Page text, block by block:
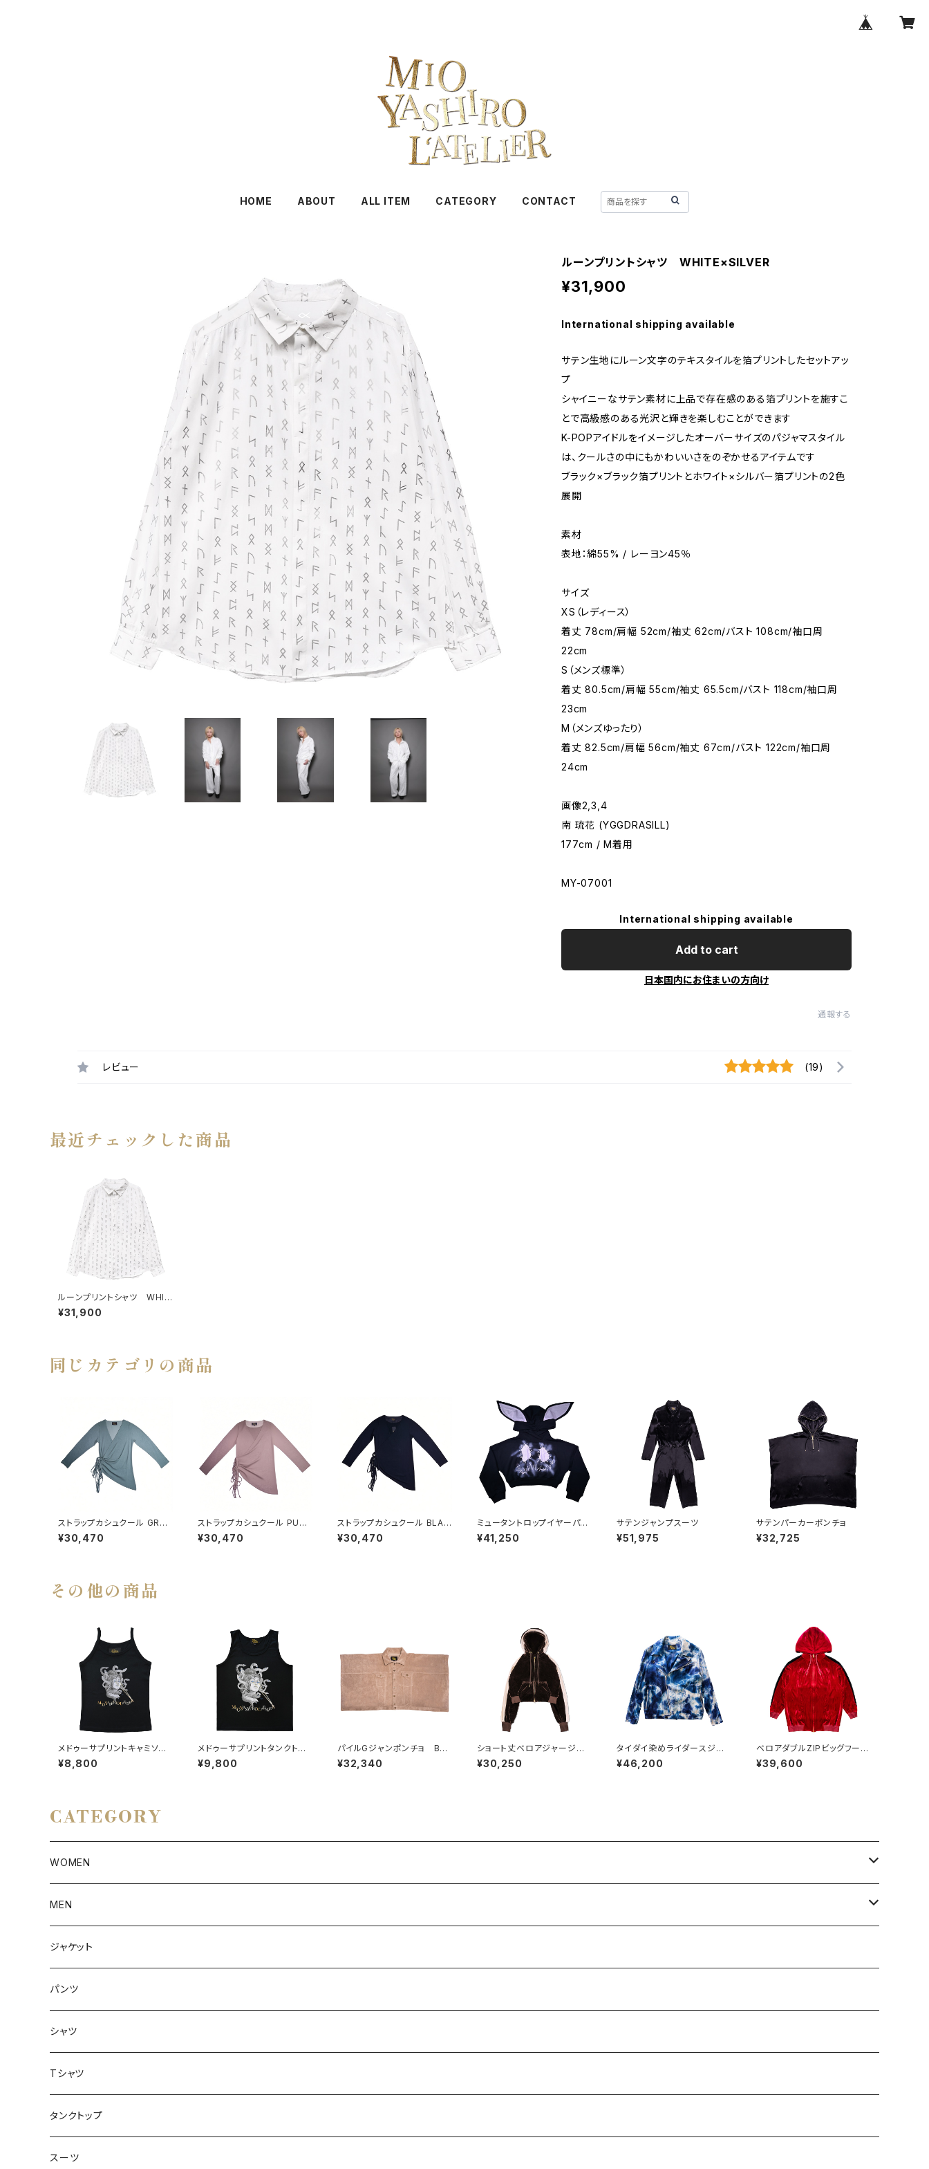
HOME ABOUT ALL ITEM CATEGORY CONTACT
ルーンプリントシャツ WHITE×SILVER
¥31,900
International shipping available
サテン生地にルーン文字のテキスタイルを箔プリントしたセットアッ
プ
シャイニーなサテン素材に上品で存在感のある箔プリントを施すこ
とで高級感のある光沢と輝きを楽しむことができます
K-POPアイドルをイメージしたオーバーサイズのパジャマスタイル
は、クールさの中にもかわいいさをのぞかせるアイテムです
ブラック×ブラック箔プリントとホワイト×シルバー箔プリントの2色
展開
素材
表地：綿55% / レーヨン45％
サイズ
XS（レディース）
着丈 78cm/肩幅 52cm/袖丈 62cm/バスト 108cm/袖口周
22cm
S（メンズ標準）
着丈 80.5cm/肩幅 55cm/袖丈 65.5cm/バスト 118cm/袖口周
23cm
M（メンズゆったり）
着丈 82.5cm/肩幅 56cm/袖丈 67cm/バスト 122cm/袖口周
24cm
画像2,3,4
南 琉花 (YGGDRASILL)
177cm / M着用
MY-07001
International shipping available
Add to cart
日本国内にお住まいの方向け
通報する
レビュー (19)
最近チェックした商品
ルーンプリントシャツ WHIT
E×SILVER
¥31,900
同じカテゴリの商品
ストラップカシュクール GREE
N
¥30,470
ストラップカシュクール PURP
LE BEIGE
¥30,470
ストラップカシュクール BLAC
K
¥30,470
ミュータントロップイヤーパー
カー BLACK
¥41,250
サテンジャンプスーツ
¥51,975
サテンパーカーポンチョ
¥32,725
その他の商品
メドゥーサプリントキャミソー
ル
¥8,800
メドゥーサプリントタンクトッ
プ BLACK
¥9,800
パイルGジャンポンチョ BEI
GE
¥32,340
ショート丈ベロアジャージパ
ーカー BROWN
¥30,250
タイダイ染めライダースジャ
ケット
¥46,200
ベロアダブルZIPビッグフード
パーカー RED
¥39,600
CATEGORY
WOMEN
アウター
ボトムス
トップス
MEN
アウター
インナー
ボトムス
ジャケット
トップス
ジャケット
パンツ
シャツ
Tシャツ
タンクトップ
スーツ